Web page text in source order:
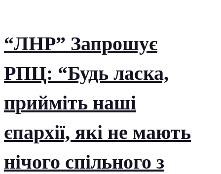
“ЛНР” Запрошує
РПЦ: “Будь ласка,
прийміть наші
єпархії, які не мають
нічого спільного з